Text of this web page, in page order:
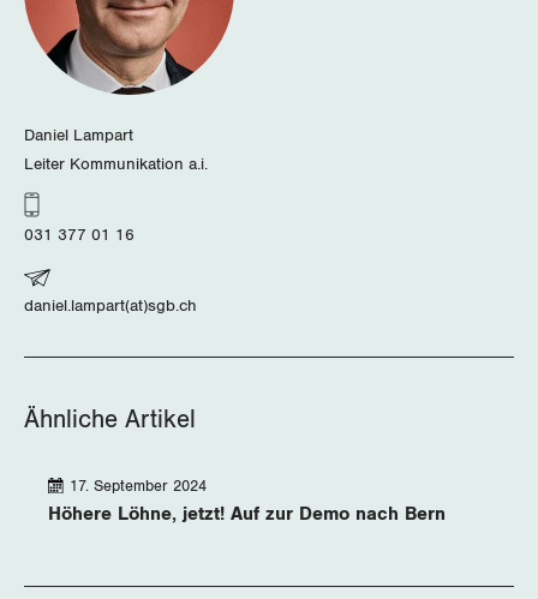
Daniel Lampart
Leiter Kommunikation a.i.
031 377 01 16
daniel.lampart(at)sgb.ch
Ähnliche Artikel
Höhere Löhne, jetzt! Auf zur Demo nach Bern
17. September 2024